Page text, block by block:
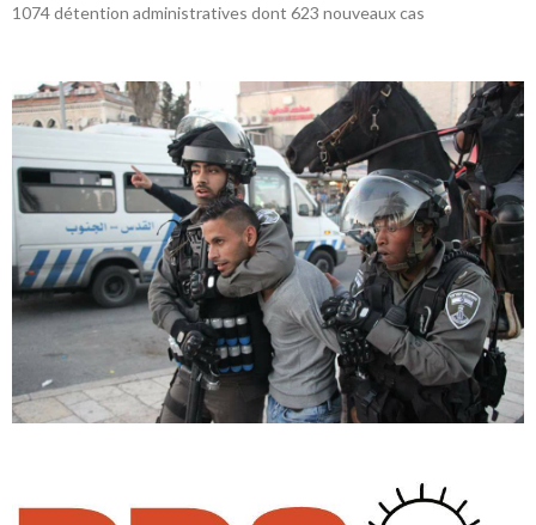
1074 détention administratives dont 623 nouveaux cas